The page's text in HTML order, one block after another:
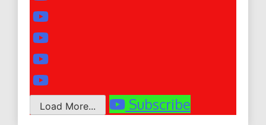
Load More... Subscribe